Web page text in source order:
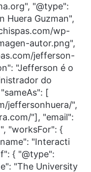
"@type":
Huera Guzman",
wp-
autor.png",
jefferson-
"Jefferson é o
do
[
jeffersonhuera/",
"], "email":
"worksFor": {
"Interacti
{ "@type":
"The University